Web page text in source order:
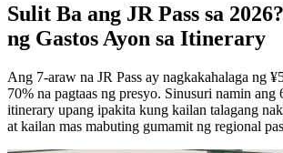
Sulit Ba ang JR Pass sa
ng Gastos Ayon sa Itinerary
Ang 7-araw na JR Pass ay nagkakahalaga ng
70% na pagtaas ng presyo. Sinusuri namin ang
itinerary upang ipakita kung kailan talagang
at kailan mas mabuting gumamit ng regional